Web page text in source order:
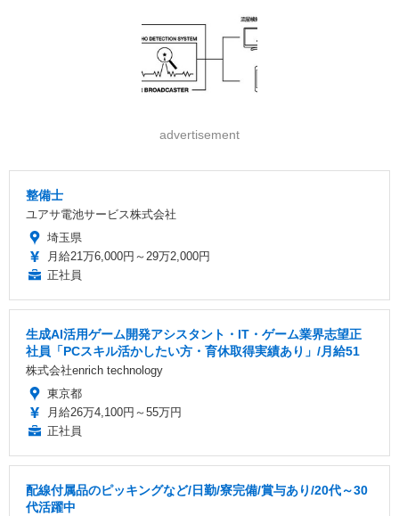
advertisement
整備士
ユアサ電池サービス株式会社
埼玉県
月給21万6,000円～29万2,000円
正社員
生成AI活用ゲーム開発アシスタント・IT・ゲーム業界志望正
社員「PCスキル活かしたい方・育休取得実績あり」/月給51
株式会社enrich technology
東京都
月給26万4,100円～55万円
正社員
配線付属品のピッキングなど/日勤/寮完備/賞与あり/20代～30
代活躍中